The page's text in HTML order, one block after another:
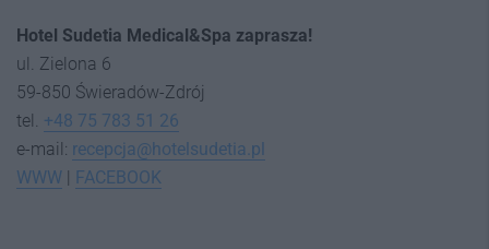
Hotel Sudetia Medical&Spa zaprasza!
ul. Zielona 6
59-850 Świeradów-Zdrój
tel. +48 75 783 51 26
e-mail: recepcja@hotelsudetia.pl
WWW
FACEBOOK